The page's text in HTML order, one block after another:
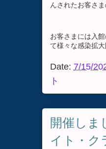
んされたお客さ
お客さまには入
て様々な感染拡
Date: 7/15/
ト
開催しま
イト・ク